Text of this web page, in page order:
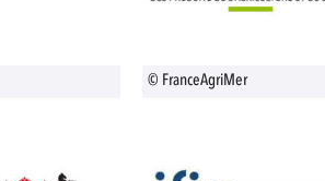
© FranceAgriMer